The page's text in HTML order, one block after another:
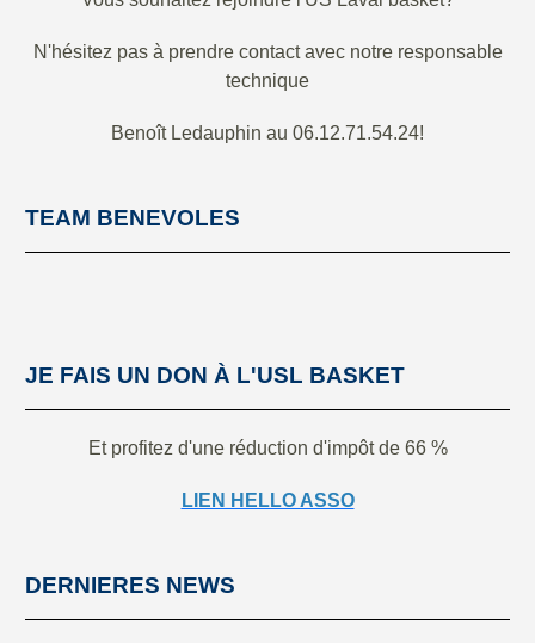
N'hésitez pas à prendre contact avec notre responsable
technique
Benoît Ledauphin au 06.12.71.54.24!
TEAM BENEVOLES
JE FAIS UN DON À L'USL BASKET
Et profitez d'une réduction d'impôt de 66 %
LIEN HELLO ASSO
DERNIERES NEWS